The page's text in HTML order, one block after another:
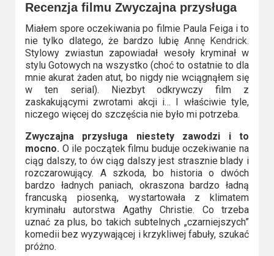
Recenzja filmu Zwyczajna przysługa
Miałem spore oczekiwania po filmie Paula Feiga i to
nie tylko dlatego, że bardzo lubię Annę Kendrick.
Stylowy zwiastun zapowiadał wesoły kryminał w
stylu Gotowych na wszystko (choć to ostatnie to dla
mnie akurat żaden atut, bo nigdy nie wciągnąłem się
w ten serial). Niezbyt odkrywczy film z
zaskakującymi zwrotami akcji i… I właściwie tyle,
niczego więcej do szczęścia nie było mi potrzeba.
Zwyczajna przysługa niestety zawodzi i to
mocno.O ile początek filmu buduje oczekiwanie na
ciąg dalszy, to ów ciąg dalszy jest strasznie blady i
rozczarowujący. A szkoda, bo historia o dwóch
bardzo ładnych paniach, okraszona bardzo ładną
francuską piosenką, wystartowała z klimatem
kryminału autorstwa Agathy Christie. Co trzeba
uznać za plus, bo takich subtelnych „czarniejszych”
komedii bez wyzywającej i krzykliwej fabuły, szukać
próżno.